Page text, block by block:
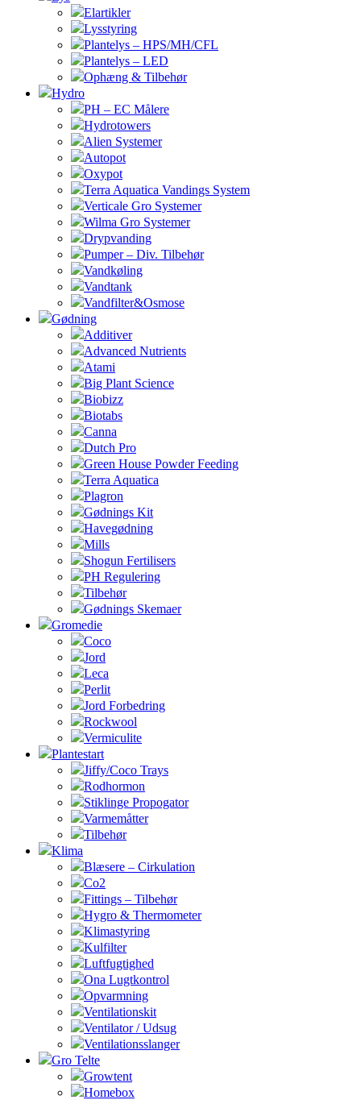
Elartikler
Lysstyring
Plantelys – HPS/MH/CFL
Plantelys – LED
Ophæng & Tilbehør
Hydro
PH – EC Målere
Hydrotowers
Alien Systemer
Autopot
Oxypot
Terra Aquatica Vandings System
Verticale Gro Systemer
Wilma Gro Systemer
Drypvanding
Pumper – Div. Tilbehør
Vandkøling
Vandtank
Vandfilter&Osmose
Gødning
Additiver
Advanced Nutrients
Atami
Big Plant Science
Biobizz
Biotabs
Canna
Dutch Pro
Green House Powder Feeding
Terra Aquatica
Plagron
Gødnings Kit
Havegødning
Mills
Shogun Fertilisers
PH Regulering
Tilbehør
Gødnings Skemaer
Gromedie
Coco
Jord
Leca
Perlit
Jord Forbedring
Rockwool
Vermiculite
Plantestart
Jiffy/Coco Trays
Rodhormon
Stiklinge Propogator
Varmemåtter
Tilbehør
Klima
Blæsere – Cirkulation
Co2
Fittings – Tilbehør
Hygro & Thermometer
Klimastyring
Kulfilter
Luftfugtighed
Ona Lugtkontrol
Opvarmning
Ventilationskit
Ventilator / Udsug
Ventilationsslanger
Gro Telte
Growtent
Homebox